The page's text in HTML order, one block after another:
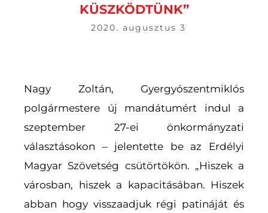
KÜSZKÖDTÜNK”
2020. augusztus 3
Nagy Zoltán, Gyergyószentmiklós
polgármestere új mandátumért indul a
szeptember 27-ei önkormányzati
választásokon – jelentette be az Erdélyi
Magyar Szövetség csütörtökön. „Hiszek a
városban, hiszek a kapacitásában. Hiszek
abban hogy visszaadjuk régi patináját és